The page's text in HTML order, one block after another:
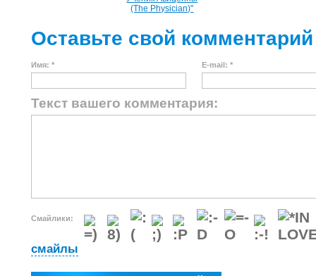
(The Physician)"
Оставьте свой комментарий
Имя: * E-mail: *
Текст вашего комментария:
Смайлики:
смайлы